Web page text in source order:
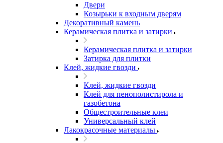
Двери
Козырьки к входным дверям
Декоративный камень
Керамическая плитка и затирки
Керамическая плитка и затирки
Затирка для плитки
Клей, жидкие гвозди
Клей, жидкие гвозди
Клей для пенополистирола и
газобетона
Общестроительные клеи
Универсальный клей
Лакокрасочные материалы